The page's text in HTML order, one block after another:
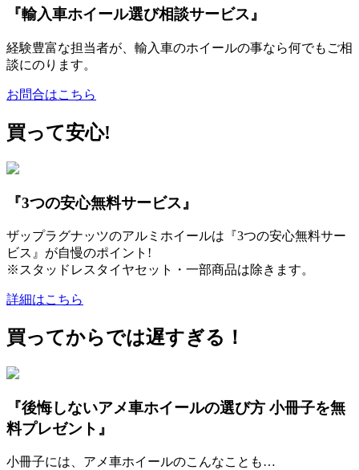
『輸入車ホイール選び相談サービス』
経験豊富な担当者が、輸入車のホイールの事なら何でもご相
談にのります。
お問合はこちら
買って安心!
『3つの安心無料サービス』
ザップラグナッツのアルミホイールは『3つの安心無料サー
ビス』が自慢のポイント!
※スタッドレスタイヤセット・一部商品は除きます。
詳細はこちら
買ってからでは遅すぎる！
『後悔しないアメ車ホイールの選び方 小冊子を無
料プレゼント』
小冊子には、アメ車ホイールのこんなことも…